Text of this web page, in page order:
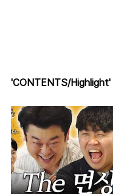
'CONTENTS/Highlight'